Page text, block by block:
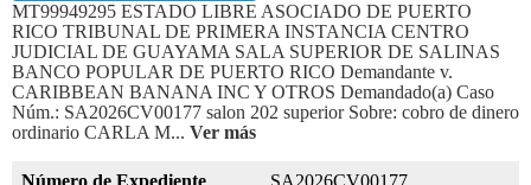
MT99949295 ESTADO LIBRE ASOCIADO DE PUERTO
RICO TRIBUNAL DE PRIMERA INSTANCIA CENTRO
JUDICIAL DE GUAYAMA SALA SUPERIOR DE SALINAS
BANCO POPULAR DE PUERTO RICO Demandante v.
CARIBBEAN BANANA INC Y OTROS Demandado(a) Caso
Núm.: SA2026CV00177 salon 202 superior Sobre: cobro de dinero
ordinario CARLA M... Ver más
Número de Expediente
SA2026CV00177